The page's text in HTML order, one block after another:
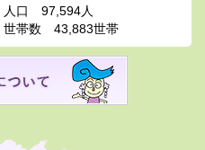
人口
97,594人
世帯数
43,883世帯